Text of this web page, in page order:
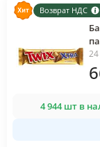
Возврат НДС
4 944 шт в